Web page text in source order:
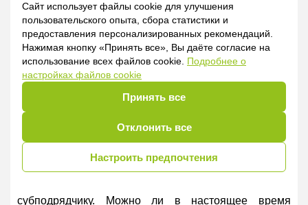
Сайт использует файлы cookie для улучшения
пользовательского опыта, сбора статистики и
предоставления персонализированных рекомендаций.
Нажимая кнопку «Принять все», Вы даёте согласие на
использование всех файлов cookie. Подробнее о
настройках файлов cookie
Принять все
Отклонить все
Настроить предпочтения
В связи с принятием постановления СМ РБ
№ 266 от 15.05.2025 в новой редакции Правил
№ 1450 исключен п.63 в редакции: «63. Расчеты за
выполненные субподрядчиками строительные
работы, если иное не предусмотрено договором
субподряда, осуществляются в порядке,
предусмотренном для расчетов между заказчиком и
генеральным подрядчиком. Договором субподряда
может быть предусмотрено проведение расчетов с
и непосредственно заказчиком одновременно с
расчетами между заказчиком и генеральным
подрядчиком». У заказчика возникла необходимость
субподрядчику. Можно ли в настоящее время